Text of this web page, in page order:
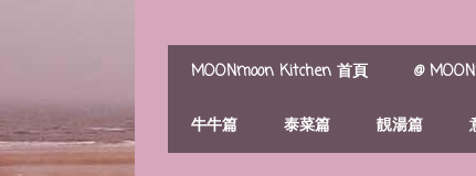
MOONmoon Kitchen 首頁 @
牛牛篇 泰菜篇 靚湯篇